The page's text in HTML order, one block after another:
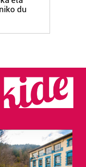
du